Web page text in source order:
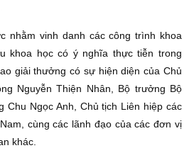
nhằm vinh danh các công trình khoa
khoa học có ý nghĩa thực tiễn trong
giải thưởng có sự hiện diện của Chủ
Nguyễn Thiện Nhân, Bộ trưởng Bộ
Chu Ngọc Anh, Chủ tịch Liên hiệp các
cùng các lãnh đạo của các đơn vị
khác.